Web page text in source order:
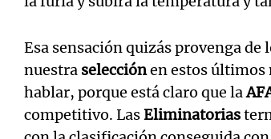
Esa sensación quizás provenga de
nuestra selecciónen estos últimos
hablar, porque está claro que la
competitivo. LasEliminatorias